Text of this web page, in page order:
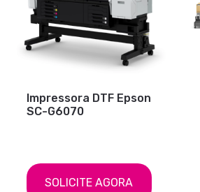
Impressora DTF Epson
SC-G6070
SOLICITE AGORA